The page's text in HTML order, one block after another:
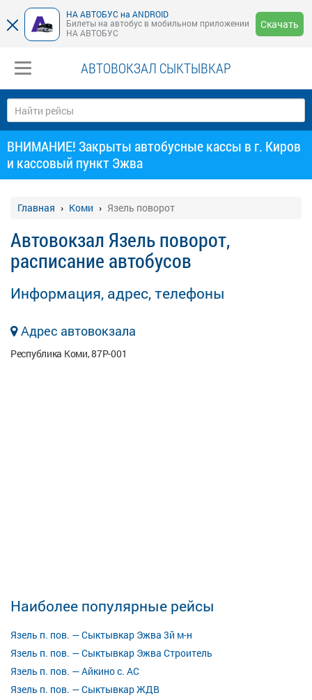
НА АВТОБУС на ANDROID
Билеты на автобус в мобильном приложении
НА АВТОБУС
Скачать
АВТОВОКЗАЛ СЫКТЫВКАР
ВНИМАНИЕ! Закрыты автобусные кассы в г. Киров
и кассовый пункт Эжва
Главная Коми Язель поворот
Автовокзал Язель поворот,
расписание автобусов
Информация, адрес, телефоны
Адрес автовокзала
Республика Коми, 87Р-001
Наиболее популярные рейсы
Язель п. пов. — Сыктывкар Эжва 3й м-н
Язель п. пов. — Сыктывкар Эжва Строитель
Язель п. пов. — Айкино с. АС
Язель п. пов. — Сыктывкар ЖДВ